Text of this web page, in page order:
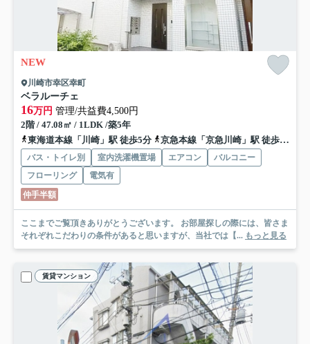
NEW
川崎市幸区幸町
ベラルーチェ
16万円 管理/共益費4,500円
2階 / 47.08㎡ / 1LDK /築5年
東海道本線「川崎」駅 徒歩5分
京急本線「京急川崎」駅 徒歩7分
バス・トイレ別 室内洗濯機置場 エアコン
バルコニー
フローリング
電気有
仲手半額
ここまでご覧頂きありがとうございます。 お部屋探しの際には、皆さま
それぞれこだわりの条件があると思いますが、当社では【... もっと見る
賃貸マンション